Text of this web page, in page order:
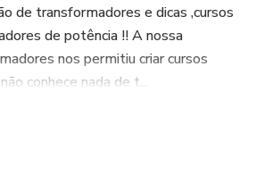
de transformadores e dicas ,cursos
de potência !! A nossa
nos permitiu criar cursos
conhece nada de t...